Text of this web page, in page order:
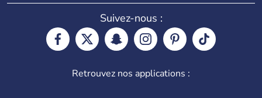
Suivez-nous :
Retrouvez nos applications :